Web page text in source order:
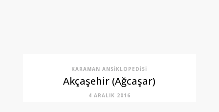
KARAMAN ANSIKLOPEDISI
Akçaşehir (Ağcaşar)
4 ARALIK 2016